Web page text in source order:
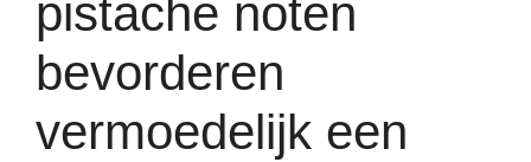
pistache noten
bevorderen
vermoedelijk een